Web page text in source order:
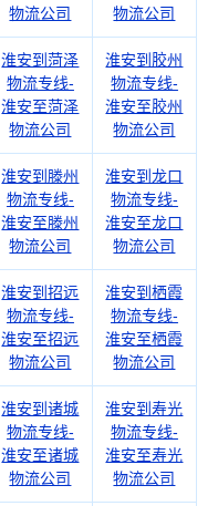
物流公司
物流公司
淮安到菏泽
物流专线-
淮安至菏泽
物流公司
淮安到胶州
物流专线-
淮安至胶州
物流公司
淮安到滕州
物流专线-
淮安至滕州
物流公司
淮安到龙口
物流专线-
淮安至龙口
物流公司
淮安到招远
物流专线-
淮安至招远
物流公司
淮安到栖霞
物流专线-
淮安至栖霞
物流公司
淮安到诸城
物流专线-
淮安至诸城
物流公司
淮安到寿光
物流专线-
淮安至寿光
物流公司